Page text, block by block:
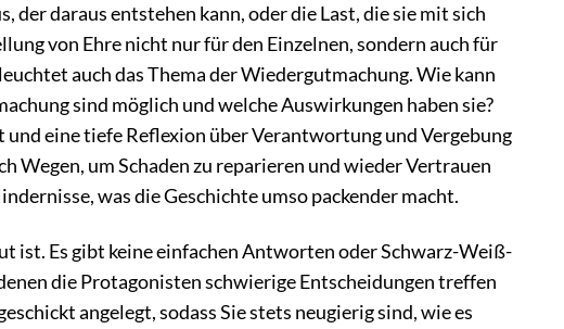
der daraus entstehen kann, oder die Last, die sie mit sich
von Ehre nicht nur für den Einzelnen, sondern auch für
auch das Thema der Wiedergutmachung. Wie kann
sind möglich und welche Auswirkungen haben sie?
und eine tiefe Reflexion über Verantwortung und Vergebung
Wegen, um Schaden zu reparieren und wieder Vertrauen
was die Geschichte umso packender macht.
ist. Es gibt keine einfachen Antworten oder Schwarz-Weiß-
die Protagonisten schwierige Entscheidungen treffen
angelegt, sodass Sie stets neugierig sind, wie es